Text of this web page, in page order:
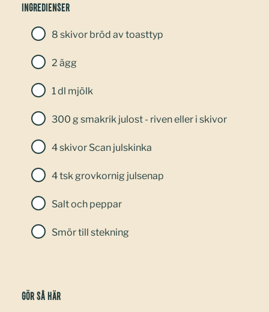
Ingredienser
8 skivor bröd av toasttyp
2 ägg
1 dl mjölk
300 g smakrik julost - riven eller i skivor
4 skivor Scan julskinka
4 tsk grovkornig julsenap
Salt och peppar
Smör till stekning
Gör så här